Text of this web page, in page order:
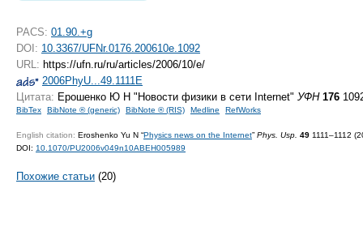
PACS: 01.90.+g
DOI: 10.3367/UFNr.0176.200610e.1092
URL: https://ufn.ru/ru/articles/2006/10/e/
2006PhyU...49.1111E
Цитата: Ерошенко Ю Н "Новости физики в сети Internet" УФН 176
BibTex BibNote ® (generic) BibNote ® (RIS) Medline RefWorks
English citation: Eroshenko Yu N “Physics news on the Internet” Phys. Usp. 49 1111–1112
DOI: 10.1070/PU2006v049n10ABEH005989
Похожие статьи (20)